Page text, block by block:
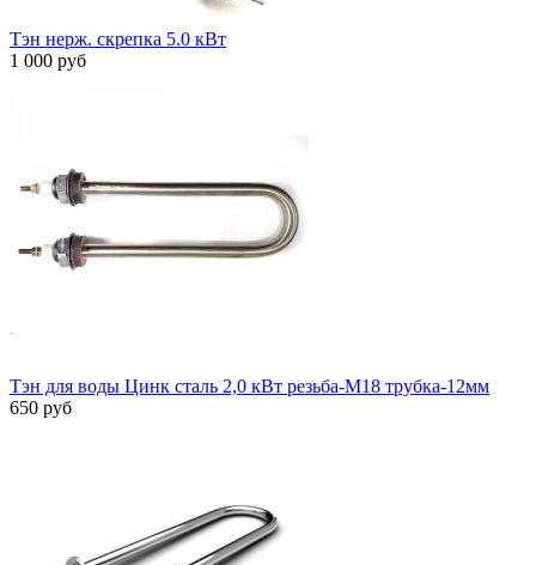
Тэн нерж. скрепка 5.0 кВт
1 000 руб
Тэн для воды Цинк сталь 2,0 кВт резьба-М18 трубка-12мм
650 руб